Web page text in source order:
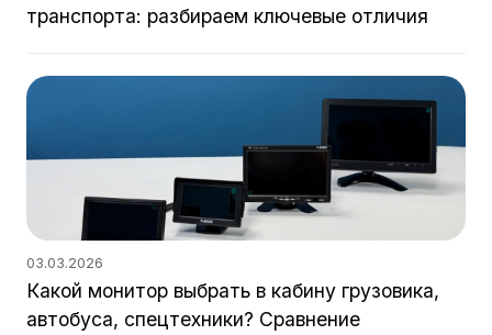
транспорта: разбираем ключевые отличия
03.03.2026
Какой монитор выбрать в кабину грузовика,
автобуса, спецтехники? Сравнение